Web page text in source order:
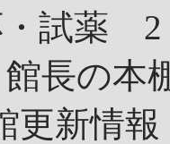
・試薬
長の本
更新情